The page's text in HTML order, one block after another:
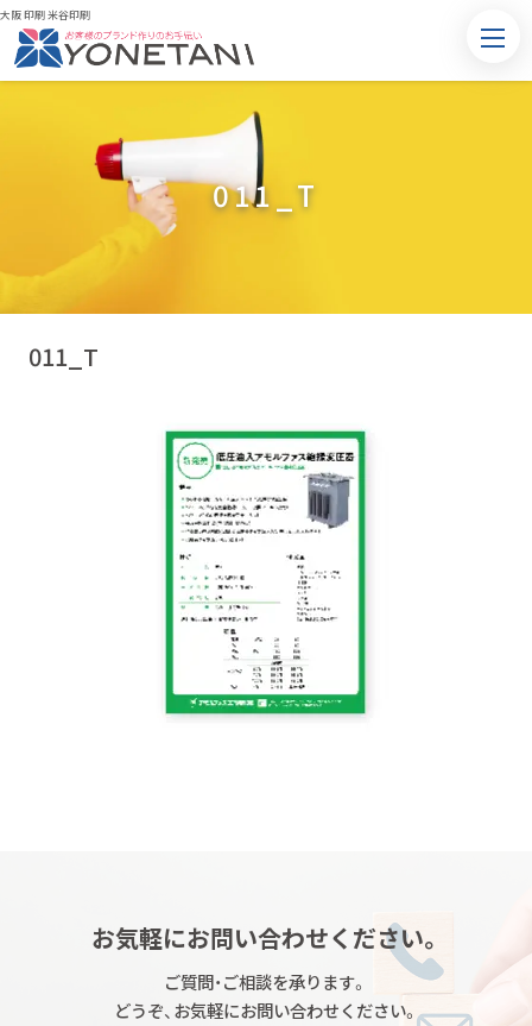
大阪 印刷 米谷印刷
011_T
011_T
お気軽にお問い合わせください。
ご質問・ご相談を承ります。
どうぞ、お気軽にお問い合わせください。